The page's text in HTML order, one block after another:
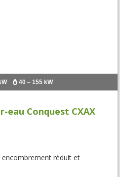
40 – 155 kW
eau Conquest CXAX
réduit et